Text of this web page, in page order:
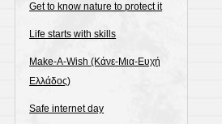
Get to know nature to protect it
Life starts with skills
Make-A-Wish (Κάνε-Μια-Ευχή
Ελλάδος)
Safe internet day